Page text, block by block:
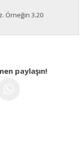
Örneğin 3.20
paylaşın!